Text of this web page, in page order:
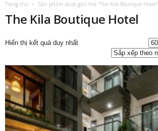
Trang chủ Sản phẩm được gắn thẻ “The Kila Boutique Hotel”
The Kila Boutique Hotel
Hiển thị kết quả duy nhất